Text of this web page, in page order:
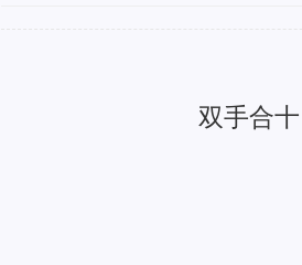
双手合